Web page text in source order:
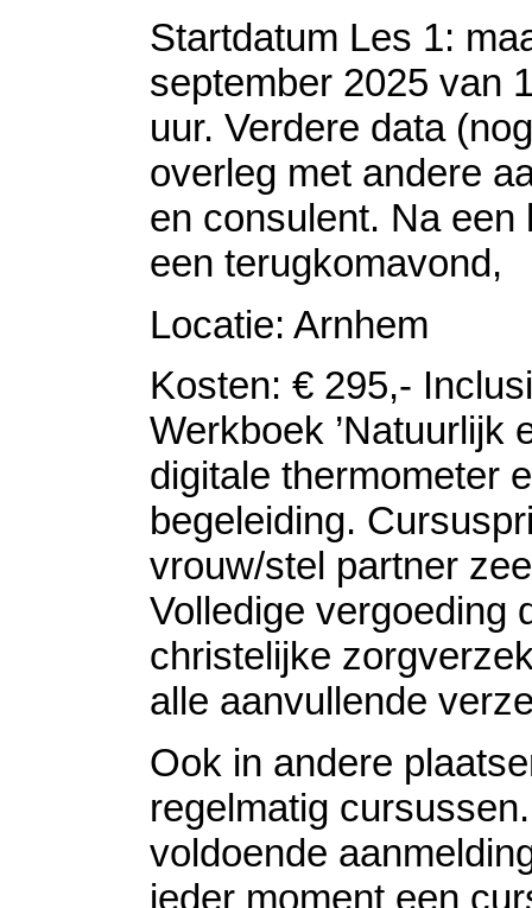
Startdatum Les 1:
september 2025 van
uur. Verdere data
overleg met andere
en consulent. Na een
een terugkomavond,
Locatie: Arnhem
Kosten: € 295,-
Werkboek ’Natuurlijk
digitale thermometer
begeleiding.
vrouw/stel partner
Volledige vergoeding
christelijke
alle aanvullende
Ook in andere
regelmatig
voldoende
ieder moment een